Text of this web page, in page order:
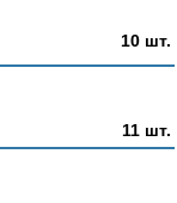
10 шт.
11 шт.